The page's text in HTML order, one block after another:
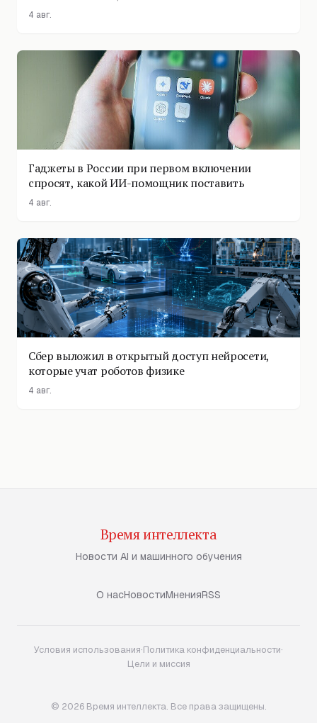
4 авг.
Гаджеты в России при первом включении
спросят, какой ИИ-помощник поставить
4 авг.
Сбер выложил в открытый доступ нейросети,
которые учат роботов физике
4 авг.
Время интеллекта
Новости AI и машинного обучения
О насНовостиМненияRSS
Условия использования·Политика конфиденциальности·
Цели и миссия
© 2026 Время интеллекта. Все права защищены.